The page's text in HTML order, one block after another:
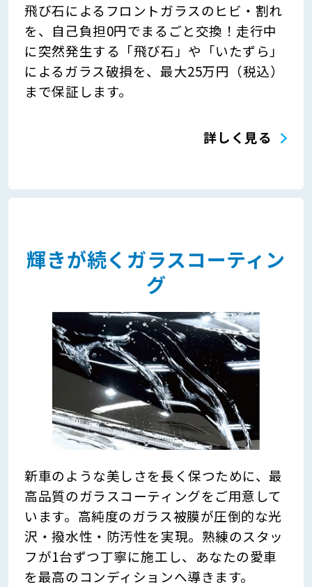
飛び石によるフロントガラスのヒビ・割れ
を、自己負担0円でまるごと交換！走行中
に突然発生する「飛び石」や「いたずら」
によるガラス破損を、最大25万円（税込）
まで保証します。
詳しく見る
輝きが続くガラスコーティン
グ
新車のような美しさを長く保つために、最
高品質のガラスコーティングをご用意して
います。高純度のガラス被膜が圧倒的な光
沢・撥水性・防汚性を実現。熟練のスタッ
フが1台ずつ丁寧に施工し、あなたの愛車
を最高のコンディションへ導きます。